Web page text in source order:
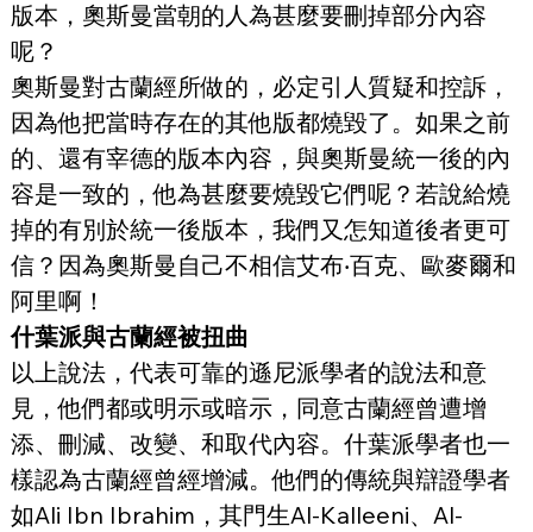
版本，奧斯曼當朝的人為甚麼要刪掉部分內容
呢？
奧斯曼對古蘭經所做的，必定引人質疑和控訴，
因為他把當時存在的其他版都燒毀了。如果之前
的、還有宰德的版本內容，與奧斯曼統一後的內
容是一致的，他為甚麼要燒毀它們呢？若說給燒
掉的有別於統一後版本，我們又怎知道後者更可
信？因為奧斯曼自己不相信艾布‧百克、歐麥爾和
阿里啊！
什葉派與古蘭經被扭曲
以上說法，代表可靠的遜尼派學者的說法和意
見，他們都或明示或暗示，同意古蘭經曾遭增
添、刪減、改變、和取代內容。什葉派學者也一
樣認為古蘭經曾經增減。他們的傳統與辯證學者
如Ali Ibn Ibrahim，其門生Al-Kalleeni、Al-